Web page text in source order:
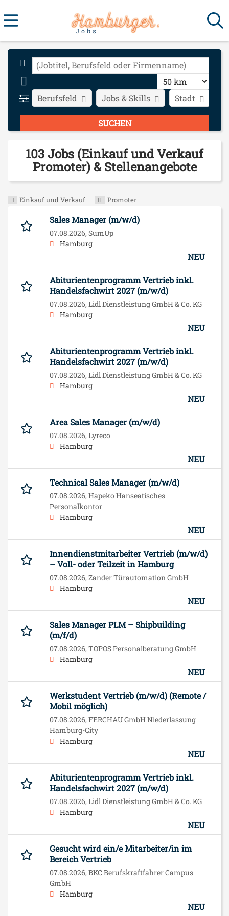
Stadt
Berufsfeld Jobs & Skills
103 Jobs (Einkauf und Verkauf
Promoter) & Stellenangebote
Einkauf und Verkauf Promoter
Sales Manager (m/w/d)
07.08.2026, SumUp
Hamburg
NEU
Abiturientenprogramm Vertrieb inkl.
Handelsfachwirt 2027 (m/w/d)
07.08.2026, Lidl Dienstleistung GmbH & Co. KG
Hamburg
NEU
Abiturientenprogramm Vertrieb inkl.
Handelsfachwirt 2027 (m/w/d)
07.08.2026, Lidl Dienstleistung GmbH & Co. KG
Hamburg
NEU
Area Sales Manager (m/w/d)
07.08.2026, Lyreco
Hamburg
NEU
Technical Sales Manager (m/w/d)
07.08.2026, Hapeko Hanseatisches
Personalkontor
Hamburg
NEU
Innendienstmitarbeiter Vertrieb (m/w/d)
– Voll- oder Teilzeit in Hamburg
07.08.2026, Zander Türautomation GmbH
Hamburg
NEU
Sales Manager PLM – Shipbuilding
(m/f/d)
07.08.2026, TOPOS Personalberatung GmbH
Hamburg
NEU
Werkstudent Vertrieb (m/w/d) (Remote /
Mobil möglich)
07.08.2026, FERCHAU GmbH Niederlassung
Hamburg-City
Hamburg
NEU
Abiturientenprogramm Vertrieb inkl.
Handelsfachwirt 2027 (m/w/d)
07.08.2026, Lidl Dienstleistung GmbH & Co. KG
Hamburg
NEU
Gesucht wird ein/e Mitarbeiter/in im
Bereich Vertrieb
07.08.2026, BKC Berufskraftfahrer Campus
GmbH
Hamburg
NEU